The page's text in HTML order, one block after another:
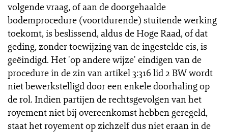
volgende vraag, of aan de doorgehaalde
bodemprocedure (voortdurende) stuitende werking
toekomt, is beslissend, aldus de Hoge Raad, of dat
geding, zonder toewijzing van de ingestelde eis, is
geëindigd. Het 'op andere wijze' eindigen van de
procedure in de zin van artikel 3:316 lid 2 BW wordt
niet bewerkstelligd door een enkele doorhaling op
de rol. Indien partijen de rechtsgevolgen van het
royement niet bij overeenkomst hebben geregeld,
staat het royement op zichzelf dus niet eraan in de